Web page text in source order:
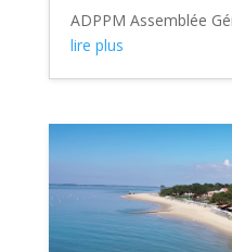
ADPPM Assemblée
lire plus